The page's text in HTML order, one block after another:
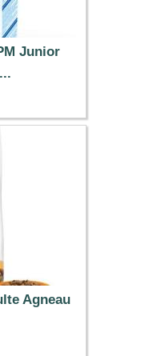
Junior
Agneau